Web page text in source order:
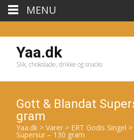
Yaa.dk
Slik, chokolade, drikke og snacks
Gott & Blandat
gram
Yaa.dk > Varer > ERT Godis Singel >
Supersur – 130 gram
MENU